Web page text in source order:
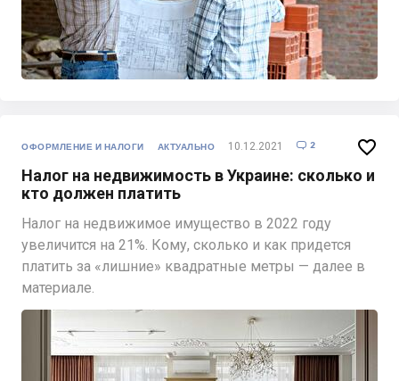
ОФОРМЛЕНИЕ И НАЛОГИ АКТУАЛЬНО 10.12.2021  2
Налог на недвижимость в Украине: сколько и
кто должен платить
Налог на недвижимое имущество в 2022 году
увеличится на 21%. Кому, сколько и как придется
платить за «лишние» квадратные метры — далее в
материале.
